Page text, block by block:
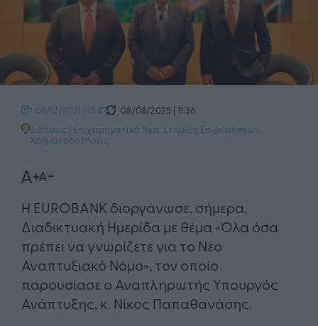
08/12/2021 | 15:47
08/08/2025 | 11:36
Ειδήσεις | Επιχειρηματικά Νέα Στήριξη Επιχειρήσεων
Χρηματοδοτήσεις
​Η EUROBANK διοργάνωσε, σήμερα,
Διαδικτυακή Ημερίδα με θέμα «Όλα όσα
πρέπει να γνωρίζετε για το Νέο
Αναπτυξιακό Νόμο», τον οποίο
παρουσίασε ο Αναπληρωτής Υπουργός
Ανάπτυξης, κ. Νίκος Παπαθανάσης.